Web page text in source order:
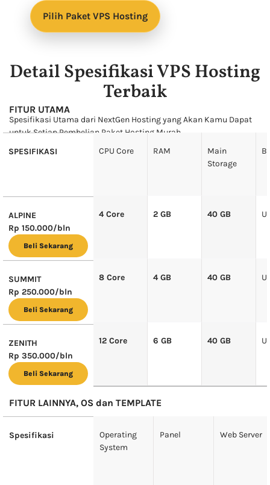
Pilih Paket VPS Hosting
Detail Spesifikasi VPS Hosting
Terbaik
FITUR UTAMA
Spesifikasi Utama dari NextGen Hosting yang Akan Kamu Dapat
untuk Setiap Pembelian Paket Hosting Murah
SPESIFIKASI
ALPINE
Rp 150.000/bln
Beli Sekarang
SUMMIT
Rp 250.000/bln
Beli Sekarang
ZENITH
Rp 350.000/bln
Beli Sekarang
CPU Core
4 Core
8 Core
12 Core
RAM
2 GB
4 GB
6 GB
Main
Storage
40 GB
40 GB
40 GB
FITUR LAINNYA, OS dan TEMPLATE
Spesifikasi
Operating
System
Panel Web Server